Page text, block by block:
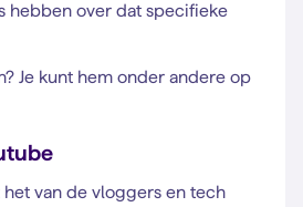
hebben over dat specifieke
Je kunt hem onder andere op
het van de vloggers en tech